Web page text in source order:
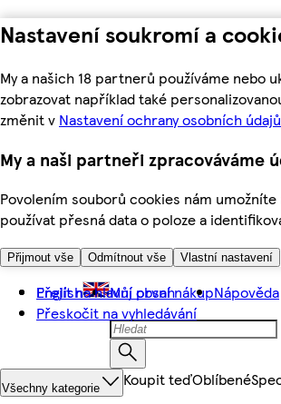
Nastavení soukromí a
My a našich 18 partnerů používáme nebo
zobrazovat například také
změnit v Nastavení ochrany osobních údajů
My a naši partneři zpracováváme
Povolením souborů cookies nám
používat přesná data o poloze a
Přijmout vše Odmítnout vše Vlastní nastavení
Přejít na hlavní obsah
Přeskočit na vyhledávání
English Můj první nákupNápověda
Všechny kategorie Koupit teďOblíbené